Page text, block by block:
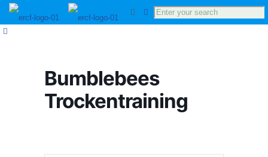
Bumblebees
Trockentraining